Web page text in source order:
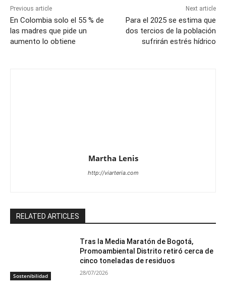
Previous article
En Colombia solo el 55 % de
las madres que pide un
aumento lo obtiene
Next article
Para el 2025 se estima que
dos tercios de la población
sufrirán estrés hídrico
Martha Lenis
http://viarteria.com
RELATED ARTICLES
Sostenibilidad
Tras la Media Maratón de Bogotá,
Promoambiental Distrito retiró cerca de
cinco toneladas de residuos
28/07/2026